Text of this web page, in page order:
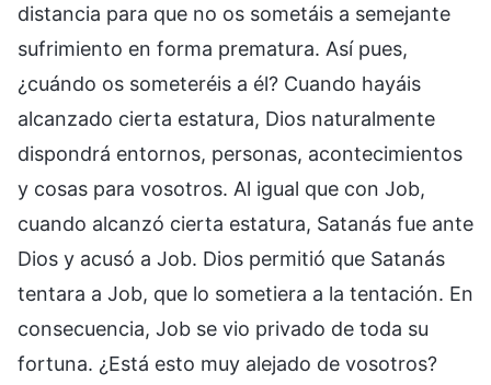
distancia para que no os sometáis a semejante
sufrimiento en forma prematura. Así pues,
¿cuándo os someteréis a él? Cuando hayáis
alcanzado cierta estatura, Dios naturalmente
dispondrá entornos, personas, acontecimientos
y cosas para vosotros. Al igual que con Job,
cuando alcanzó cierta estatura, Satanás fue ante
Dios y acusó a Job. Dios permitió que Satanás
tentara a Job, que lo sometiera a la tentación. En
consecuencia, Job se vio privado de toda su
fortuna. ¿Está esto muy alejado de vosotros?